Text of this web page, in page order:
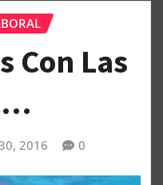
Con Las
2016 0